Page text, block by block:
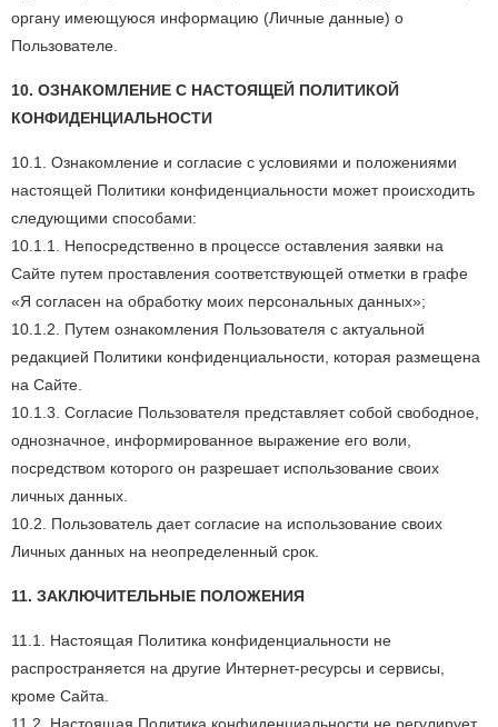
органу имеющуюся информацию (Личные данные) о
Пользователе.
10. ОЗНАКОМЛЕНИЕ С НАСТОЯЩЕЙ ПОЛИТИКОЙ
КОНФИДЕНЦИАЛЬНОСТИ
10.1. Ознакомление и согласие с условиями и положениями
настоящей Политики конфиденциальности может происходить
следующими способами:
10.1.1. Непосредственно в процессе оставления заявки на
Сайте путем проставления соответствующей отметки в графе
«Я согласен на обработку моих персональных данных»;
10.1.2. Путем ознакомления Пользователя с актуальной
редакцией Политики конфиденциальности, которая размещена
на Сайте.
10.1.3. Согласие Пользователя представляет собой свободное,
однозначное, информированное выражение его воли,
посредством которого он разрешает использование своих
личных данных.
10.2. Пользователь дает согласие на использование своих
Личных данных на неопределенный срок.
11. ЗАКЛЮЧИТЕЛЬНЫЕ ПОЛОЖЕНИЯ
11.1. Настоящая Политика конфиденциальности не
распространяется на другие Интернет-ресурсы и сервисы,
кроме Сайта.